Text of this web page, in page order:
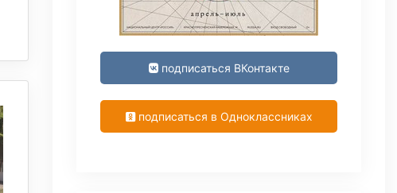
подписаться ВКонтакте
подписаться в Одноклассниках